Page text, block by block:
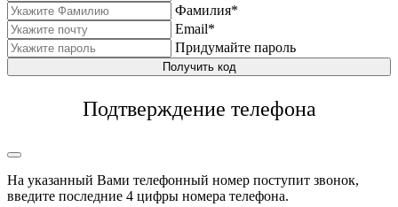
Фамилия*
Email*
Придумайте пароль
Получить код
Подтверждение телефона
На указанный Вами телефонный номер поступит звонок,
введите последние 4 цифры номера телефона.